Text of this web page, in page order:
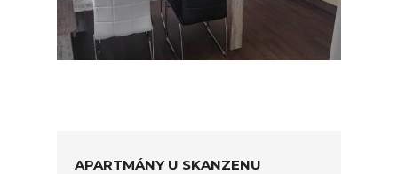
APARTMÁNY U SKANZENU